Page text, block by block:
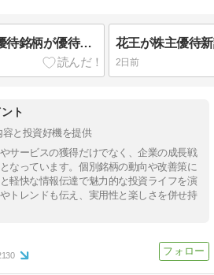
【プチ後悔】豪華株主優待銘柄が優待廃止！しかしその理由が…
2日前
ト
容と投資好機を提供
サービスの獲得だけでなく、企業の成長戦
なっています。個別銘柄の動向や改善策に
軽快な情報伝達で魅力的な投資ライフを演
トレンドも伝え、実用性と楽しさを併せ持